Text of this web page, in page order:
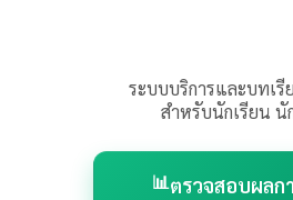
ระบบบริการและบทเ
สำหรับนักเรียน นั
📊ตรวจสอบผลก